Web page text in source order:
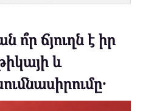
ո՞ր ճյուղն է իր
և